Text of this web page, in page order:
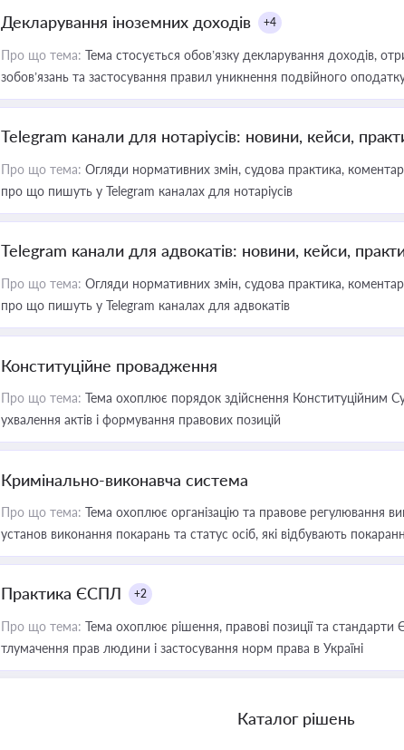
Декларування іноземних доходів +4
Про що тема: Тема стосується обов’язку декларування доходів,
зобов’язань та застосування правил уникнення подвійного
Telegram канали для нотаріусів: новини, кейси,
Про що тема: Огляди нормативних змін, судова практика,
про що пишуть у Telegram каналах для нотаріусів
Telegram канали для адвокатів: новини, кейси,
Про що тема: Огляди нормативних змін, судова практика,
про що пишуть у Telegram каналах для адвокатів
Конституційне провадження
Про що тема: Тема охоплює порядок здійснення Конституційним
ухвалення актів і формування правових позицій
Кримінально-виконавча система
Про що тема: Тема охоплює організацію та правове регулювання
установ виконання покарань та статус осіб, які відбувають
Практика ЄСПЛ +2
Про що тема: Тема охоплює рішення, правові позиції та
тлумачення прав людини і застосування норм права в Україні
Каталог рішень